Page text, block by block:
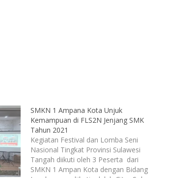
SMKN 1 Ampana Kota Unjuk
Kemampuan di FLS2N Jenjang SMK
Tahun 2021
Kegiatan Festival dan Lomba Seni
Nasional Tingkat Provinsi Sulawesi
Tangah diikuti oleh 3 Peserta dari
SMKN 1 Ampan Kota dengan Bidang